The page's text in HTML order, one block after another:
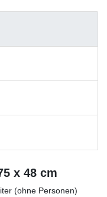
x 48 cm
(ohne Personen)